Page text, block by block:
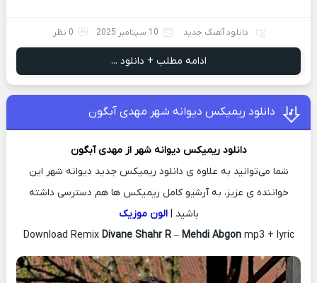
دانلود آهنگ جدید 10 سپتامبر 2025 0 نظر
ادامه مطلب + دانلود ...
دانلود ریمیکس دیوانه شهر مهدی آبگون
دانلود ریمیکس دیوانه شهر ازمهدی آبگون
شما می‌توانید به علاوه ی دانلود ریمیکس جدید دیوانه شهر این
خواننده ی عزیز، به آرشیو کامل ریمیکس ها هم دسترسی داشته
باشید |الون موزیک
Download Remix Divane Shahr R– Mehdi Abgonmp3 + lyric